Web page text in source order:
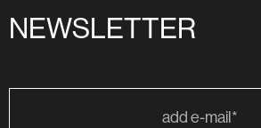
NEWSLETTER